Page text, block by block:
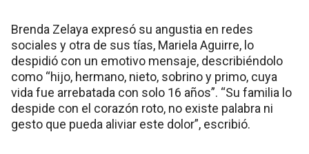
Brenda Zelaya expresó su angustia en redes
sociales y otra de sus tías, Mariela Aguirre, lo
despidió con un emotivo mensaje, describiéndolo
como “hijo, hermano, nieto, sobrino y primo, cuya
vida fue arrebatada con solo 16 años”. “Su familia lo
despide con el corazón roto, no existe palabra ni
gesto que pueda aliviar este dolor”, escribió.